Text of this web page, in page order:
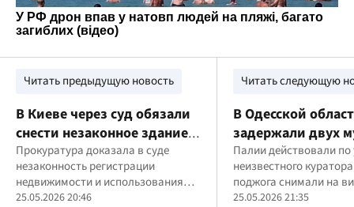
Читать предыдущую новость
В Киеве через суд обязали
снести незаконное здание в
парке "Муромец" и вернуть
землю общине
Прокуратура доказала в суде
незаконность регистрации
недвижимости и использования
земли природно-заповедного
25.05.2026 20:46
Читать следующую
В Одесской
задержали двух
поджог
обещали до 70
гривен
Палии действовали
неизвестного
поджога снимали на
отчета
25.05.2026 21:35